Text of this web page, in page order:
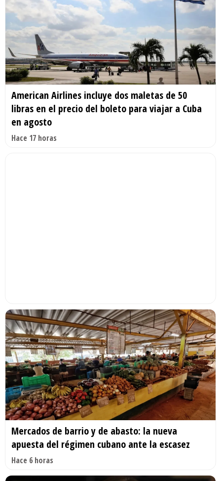
American Airlines incluye dos maletas de 50
libras en el precio del boleto para viajar a Cuba
en agosto
Hace 17 horas
Mercados de barrio y de abasto: la nueva
apuesta del régimen cubano ante la escasez
Hace 6 horas